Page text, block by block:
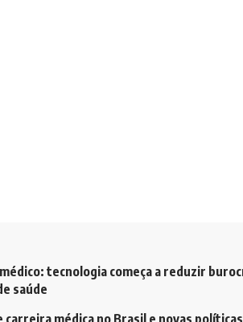
tecnologia começa a reduzir
saúde
médica no Brasil e novas